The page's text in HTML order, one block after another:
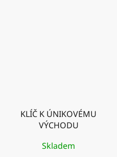
KLÍČ K ÚNIKOVÉMU
VÝCHODU
Skladem